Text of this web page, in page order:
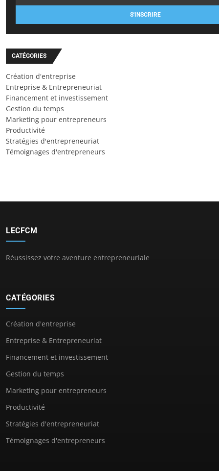
S'INSCRIRE
CATÉGORIES
Création d'entreprise
Entreprise & Entrepreneuriat
Financement et investissement
Gestion du temps
Marketing pour entrepreneurs
Productivité
Stratégies d'entrepreneuriat
Témoignages d'entrepreneurs
LECFCM
Réussissez votre aventure entrepreneuriale
CATÉGORIES
Création d'entreprise
Entreprise & Entrepreneuriat
Financement et investissement
Gestion du temps
Marketing pour entrepreneurs
Productivité
Stratégies d'entrepreneuriat
Témoignages d'entrepreneurs